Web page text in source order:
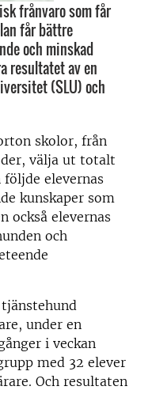
frånvaro som får
får bättre
och minskad
resultatet av en
(SLU) och
skolor, från
välja ut totalt
elevernas
kunskaper som
också elevernas
och
under en
i veckan
med 32 elever
Och resultaten